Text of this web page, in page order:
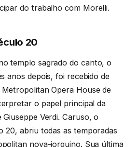
do trabalho com Morelli.
20
templo sagrado do canto, o
anos depois, foi recebido de
Opera House de
o papel principal da
Verdi. Caruso, o
20, abriu todas as temporadas
nova-iorquino. Sua última